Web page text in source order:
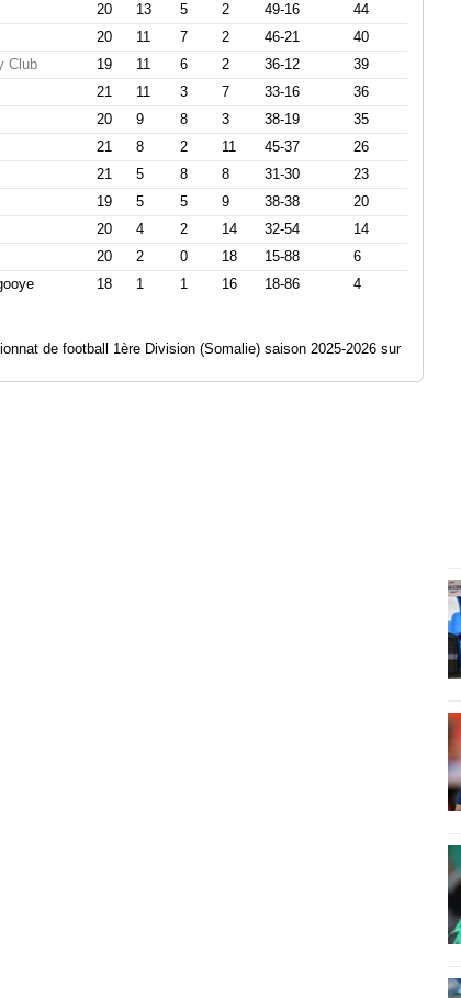
20 13 5 2 49-16
44
20 11 7 2 46-21
40
Club 19 11 6 2 36-12
39
21 11 3 7 33-16
36
20 9 8 3 38-19
35
21 8 2 11 45-37
26
21 5 8 8 31-30
23
19 5 5 9 38-38
20
20 4 2 14 32-54
14
20 2 0 18 15-88
6
18 1 1 16 18-86 4
de football 1ère Division (Somalie) saison 2025-2026 sur